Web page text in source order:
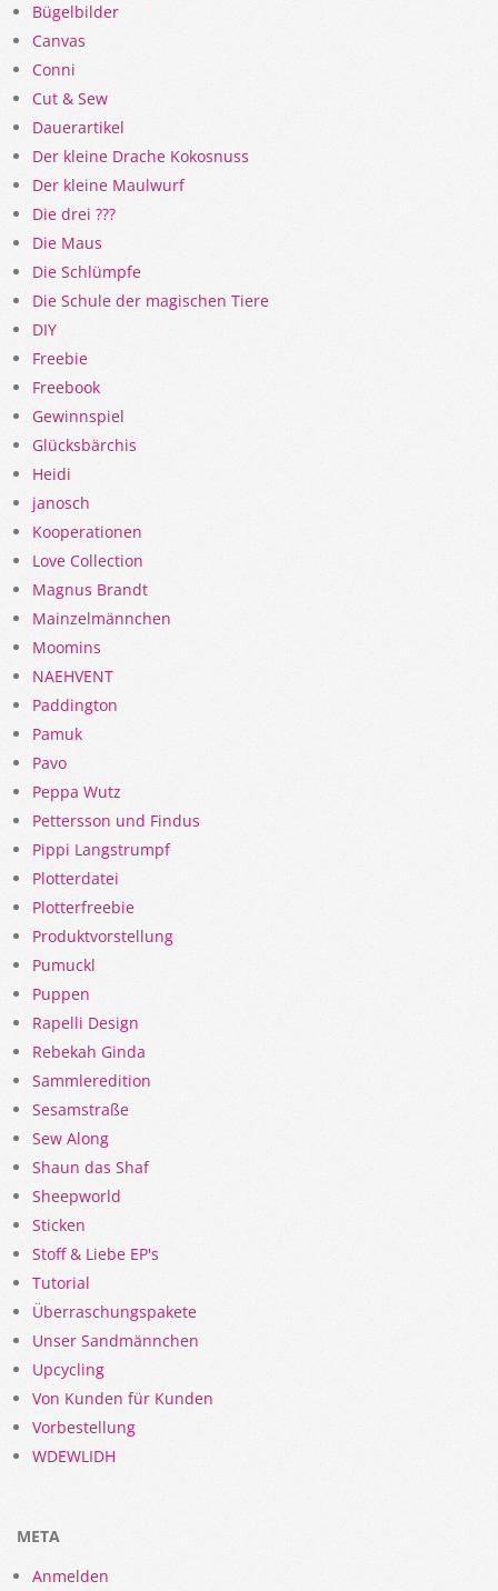
Bügelbilder
Canvas
Conni
Cut & Sew
Dauerartikel
Der kleine Drache Kokosnuss
Der kleine Maulwurf
Die drei ???
Die Maus
Die Schlümpfe
Die Schule der magischen Tiere
DIY
Freebie
Freebook
Gewinnspiel
Glücksbärchis
Heidi
janosch
Kooperationen
Love Collection
Magnus Brandt
Mainzelmännchen
Moomins
NAEHVENT
Paddington
Pamuk
Pavo
Peppa Wutz
Pettersson und Findus
Pippi Langstrumpf
Plotterdatei
Plotterfreebie
Produktvorstellung
Pumuckl
Puppen
Rapelli Design
Rebekah Ginda
Sammleredition
Sesamstraße
Sew Along
Shaun das Shaf
Sheepworld
Sticken
Stoff & Liebe EP's
Tutorial
Überraschungspakete
Unser Sandmännchen
Upcycling
Von Kunden für Kunden
Vorbestellung
WDEWLIDH
META
Anmelden